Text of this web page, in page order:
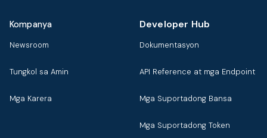
Kompanya
Newsroom
Tungkol sa Amin
Mga Karera
Developer Hub
Dokumentasyon
API Reference at mga Endpoint
Mga Suportadong Bansa
Mga Suportadong Token